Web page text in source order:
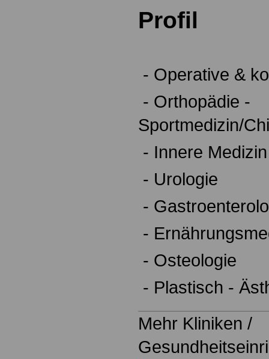
Profil
- Operative &
- Orthopädie -
Sportmedizin/
- Innere
- Urologie
-
-
- Osteologie
- Plastisch -
Mehr Kliniken /